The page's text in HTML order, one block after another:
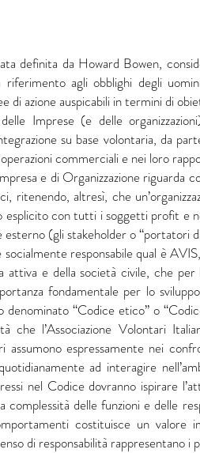
definita da Howard Bowen,
riferimento agli obblighi degli
di azione auspicabili in termini di
Imprese (e delle
su base volontaria, da
commerciali e nei loro
e di Organizzazione
ritenendo, altresì, che
con tutti i soggetti profit e
esterno (gli stakeholder o “portatori
socialmente responsabile qual è
attiva e della società civile, che
fondamentale per lo
“Codice etico” o
che l’Associazione Volontari
assumono espressamente nei
ad interagire
nel Codice dovranno ispirare
complessità delle funzioni e delle
costituisce un valore
di responsabilità rappresentano